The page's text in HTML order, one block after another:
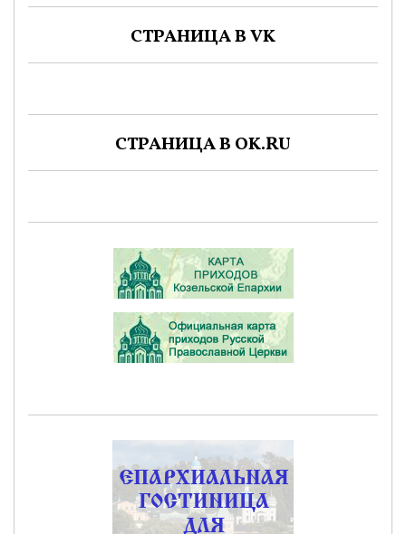
СТРАНИЦА В VK
СТРАНИЦА В OK.RU